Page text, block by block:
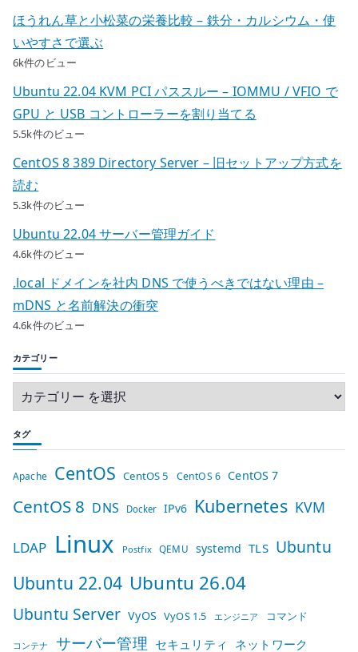
ほうれん草と小松菜の栄養比較 – 鉄分・カルシウム・使
いやすさで選ぶ
6k件のビュー
Ubuntu 22.04 KVM PCI パススルー – IOMMU / VFIO で
GPU と USB コントローラーを割り当てる
5.5k件のビュー
CentOS 8 389 Directory Server – 旧セットアップ方式を
読む
5.3k件のビュー
Ubuntu 22.04 サーバー管理ガイド
4.6k件のビュー
.local ドメインを社内 DNS で使うべきではない理由 –
mDNS と名前解決の衝突
4.6k件のビュー
カテゴリー
タグ
Apache CentOS CentOS 5 CentOS 6 CentOS 7
CentOS 8 DNS Docker IPv6 Kubernetes KVM
LDAP Linux Postfix QEMU systemd TLS Ubuntu
Ubuntu 22.04 Ubuntu 26.04
Ubuntu Server VyOS VyOS 1.5 エンジニア コマンド
コンテナ サーバー管理 セキュリティ ネットワーク